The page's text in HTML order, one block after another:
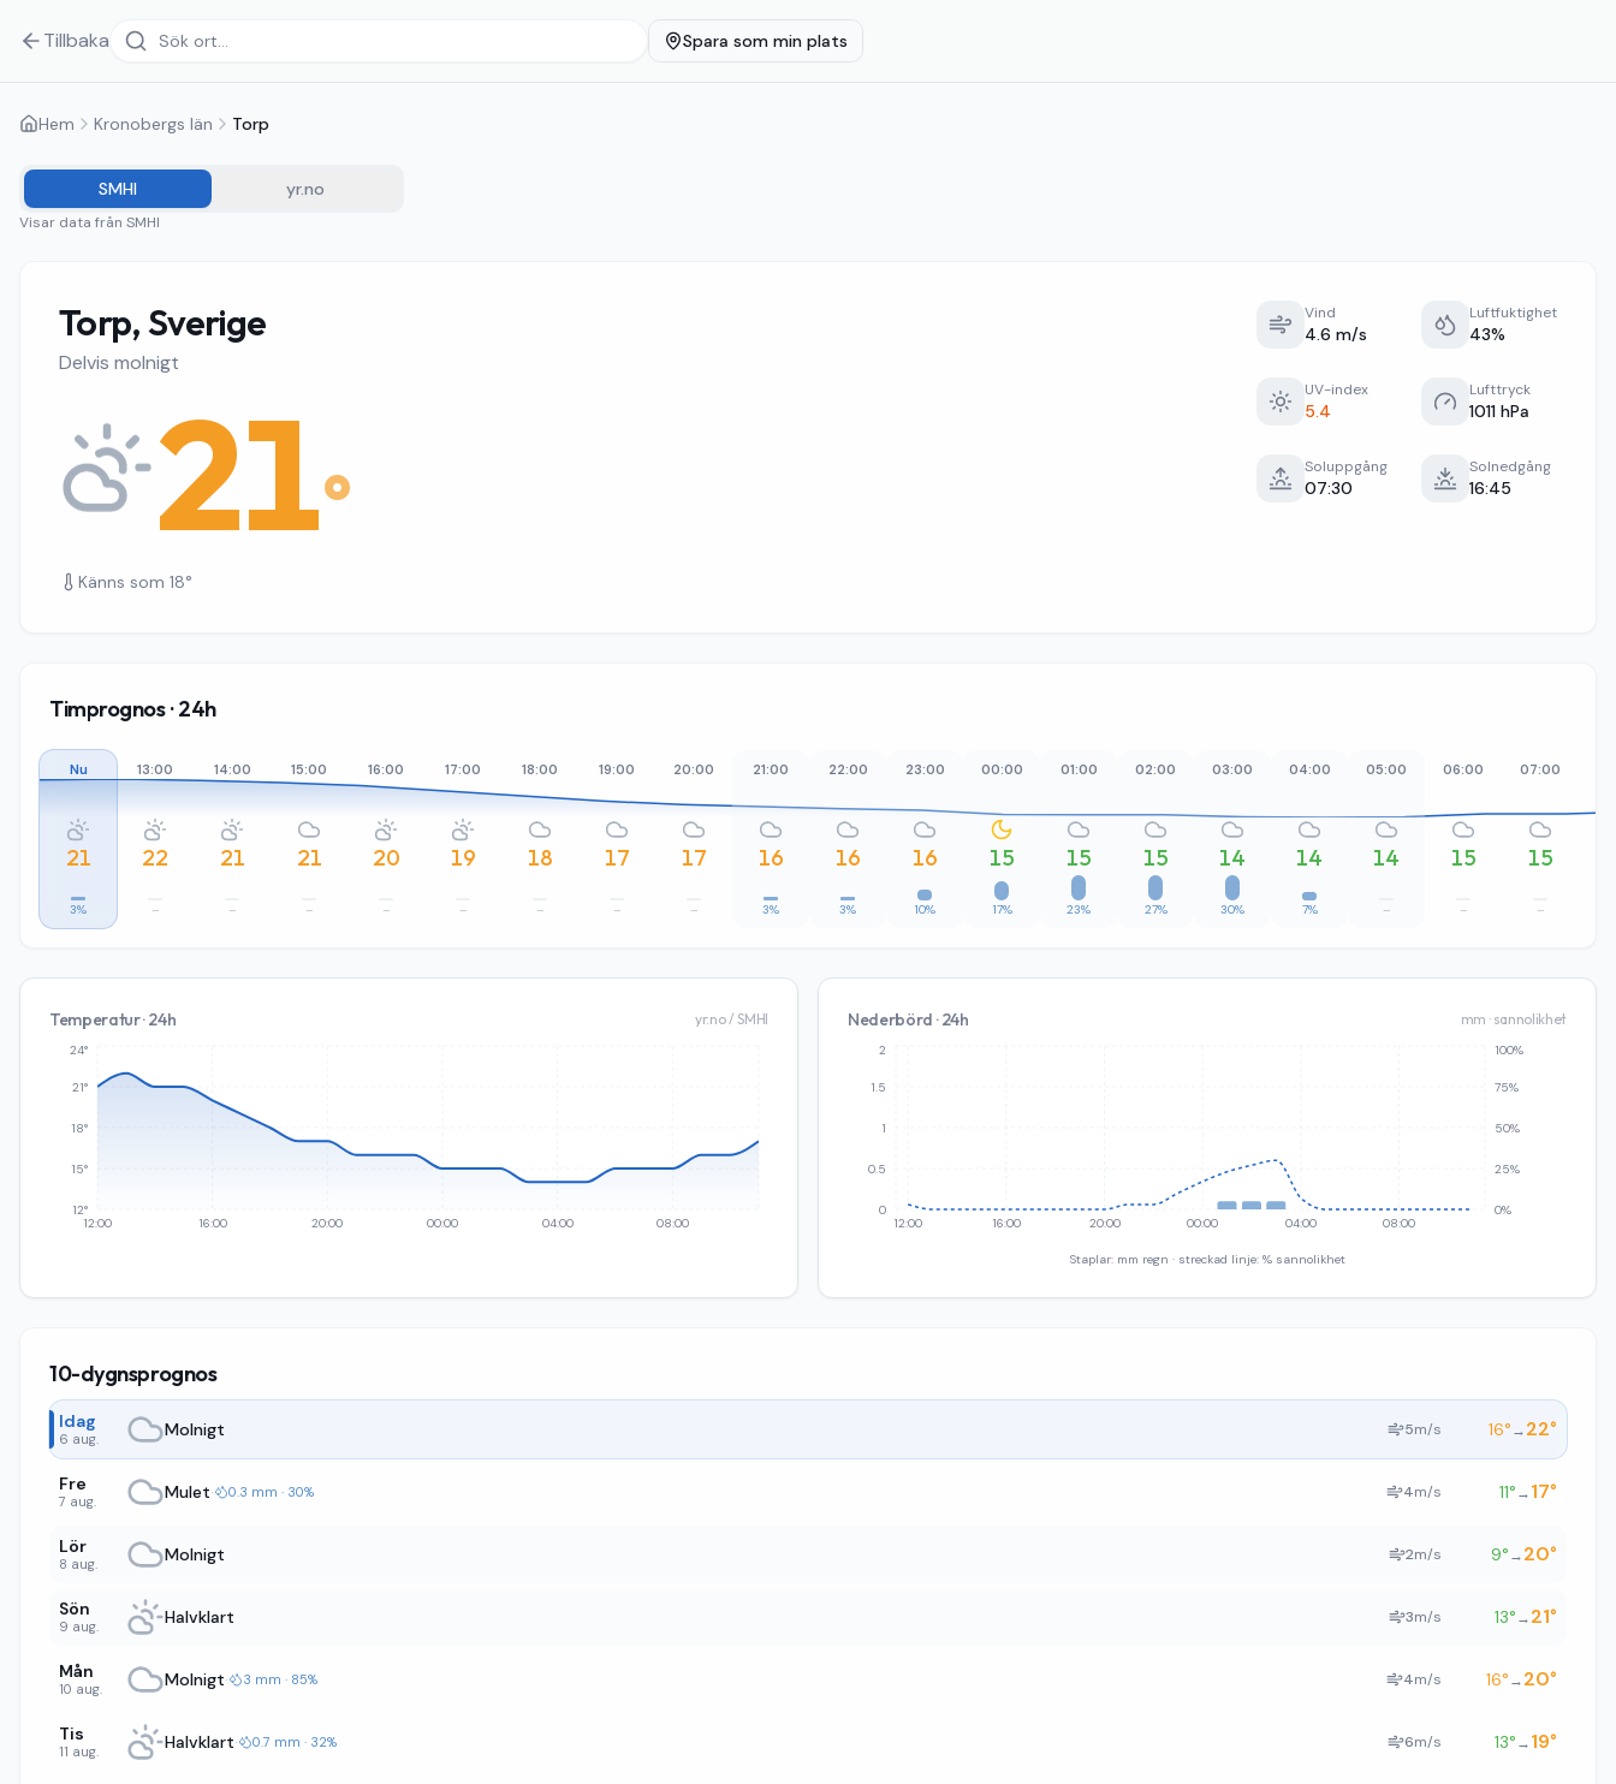
Tillbaka Spara som min plats
Hem Kronobergs län Torp
SMHI yr.no
Visar data från SMHI
Torp, Sverige
Delvis molnigt
21°
Känns som 18°
Vind
4.6 m/s
Luftfuktighet
43%
UV-index
5.4
Lufttryck
1011 hPa
Soluppgång
07:30
Solnedgång
16:45
Timprognos · 24h
Nu
21
3%
13:00
22
–
14:00
21
–
15:00
21
–
16:00
20
–
17:00
19
–
18:00
18
–
19:00
17
–
20:00
17
–
21:00
16
3%
22:00
16
3%
23:00
16
10%
00:00
15
17%
01:00
15
23%
02:00
15
27%
03:00
14
30%
04:00
14
7%
05:00
14
–
06:00
15
–
07:00
15
–
Temperatur · 24h yr.no / SMHI
12:00 16:00 20:00 00:00 04:00 08:00
12°
15°
18°
21°
24°
Nederbörd · 24h mm · sannolikhet
12:00 16:00 20:00 00:00 04:00 08:00
0
0.5
1
1.5
2
0%
25%
50%
75%
100%
Staplar: mm regn · streckad linje: % sannolikhet
10-dygnsprognos
Idag
6 aug. Molnigt 5m/s 16°→22°
Fre
7 aug. Mulet· 0.3 mm · 30% 4m/s 11°→17°
Lör
8 aug. Molnigt 2m/s 9°→20°
Sön
9 aug. Halvklart 3m/s 13°→21°
Mån
10 aug. Molnigt· 3 mm · 85% 4m/s 16°→20°
Tis
11 aug. Halvklart· 0.7 mm · 32% 6m/s 13°→19°